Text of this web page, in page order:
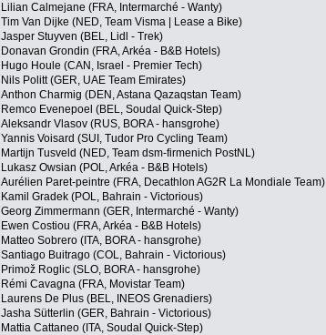
Lilian Calmejane (FRA, Intermarché - Wanty)
Tim Van Dijke (NED, Team Visma | Lease a Bike)
Jasper Stuyven (BEL, Lidl - Trek)
Donavan Grondin (FRA, Arkéa - B&B Hotels)
Hugo Houle (CAN, Israel - Premier Tech)
Nils Politt (GER, UAE Team Emirates)
Anthon Charmig (DEN, Astana Qazaqstan Team)
Remco Evenepoel (BEL, Soudal Quick-Step)
Aleksandr Vlasov (RUS, BORA - hansgrohe)
Yannis Voisard (SUI, Tudor Pro Cycling Team)
Martijn Tusveld (NED, Team dsm-firmenich PostNL)
Lukasz Owsian (POL, Arkéa - B&B Hotels)
Aurélien Paret-peintre (FRA, Decathlon AG2R La Mondiale Team)
Kamil Gradek (POL, Bahrain - Victorious)
Georg Zimmermann (GER, Intermarché - Wanty)
Ewen Costiou (FRA, Arkéa - B&B Hotels)
Matteo Sobrero (ITA, BORA - hansgrohe)
Santiago Buitrago (COL, Bahrain - Victorious)
Primož Roglic (SLO, BORA - hansgrohe)
Rémi Cavagna (FRA, Movistar Team)
Laurens De Plus (BEL, INEOS Grenadiers)
Jasha Sütterlin (GER, Bahrain - Victorious)
Mattia Cattaneo (ITA, Soudal Quick-Step)